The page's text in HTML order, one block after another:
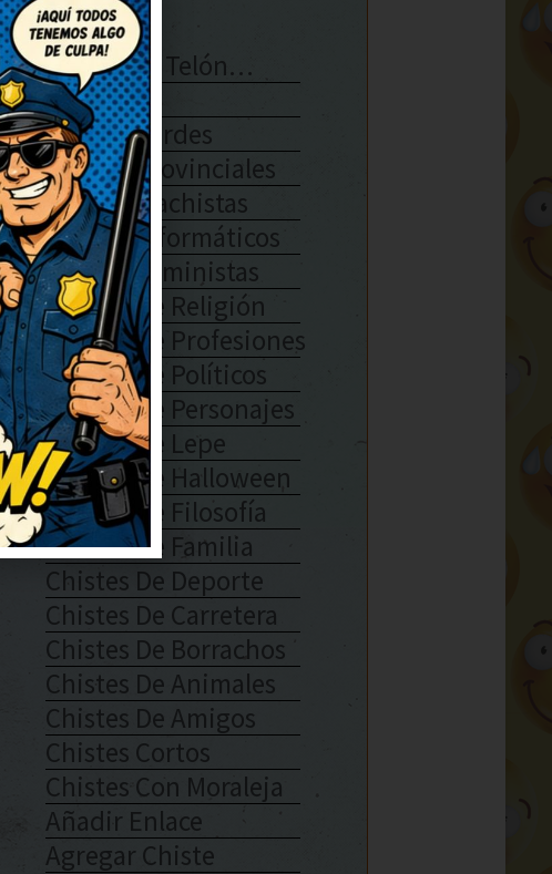
Se Abre El Telón…
Enlaces
Chistes Verdes
Chistes Provinciales
Chistes Machistas
Chistes Informáticos
Chistes Feministas
Chistes De Religión
Chistes De Profesiones
Chistes De Políticos
Chistes De Personajes
Chistes De Lepe
Chistes De Halloween
Chistes De Filosofía
Chistes De Familia
Chistes De Deporte
Chistes De Carretera
Chistes De Borrachos
Chistes De Animales
Chistes De Amigos
Chistes Cortos
Chistes Con Moraleja
Añadir Enlace
Agregar Chiste